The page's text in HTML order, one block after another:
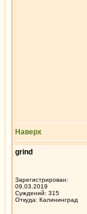
Наверх
grind
Зарегистрирован:
09.03.2019
Суждений: 315
Откуда: Калининград